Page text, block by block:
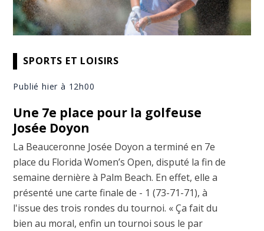
SPORTS ET LOISIRS
Publié hier à 12h00
Une 7e place pour la golfeuse
Josée Doyon
La Beauceronne Josée Doyon a terminé en 7e
place du Florida Women’s Open, disputé la fin de
semaine dernière à Palm Beach. En effet, elle a
présenté une carte finale de - 1 (73-71-71), à
l'issue des trois rondes du tournoi. « Ça fait du
bien au moral, enfin un tournoi sous le par